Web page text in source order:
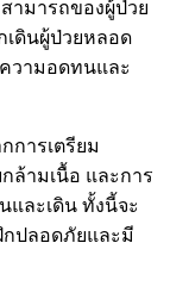
ามารถของผู้ป่วย
เดินผู้ป่วยหลอด
วามอดทนและ
การเตรียม
ล้ามเนื้อ และการ
ละเดิน ทั้งนี้จะ
ปลอดภัยและมี